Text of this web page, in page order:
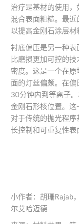
治疗是基材的使用
混合表面粗糙。最
以提高金刚石涂层材
衬底偏压是另一种
比磨损更加可控的
密度。这是一个在
面的灯丝偏颇。在
30分钟内到等离子
金刚石形核位置。
对于传统的抛光程
长控制和可重复性表
小作者：胡珊Rajab
尔艾哈迈德